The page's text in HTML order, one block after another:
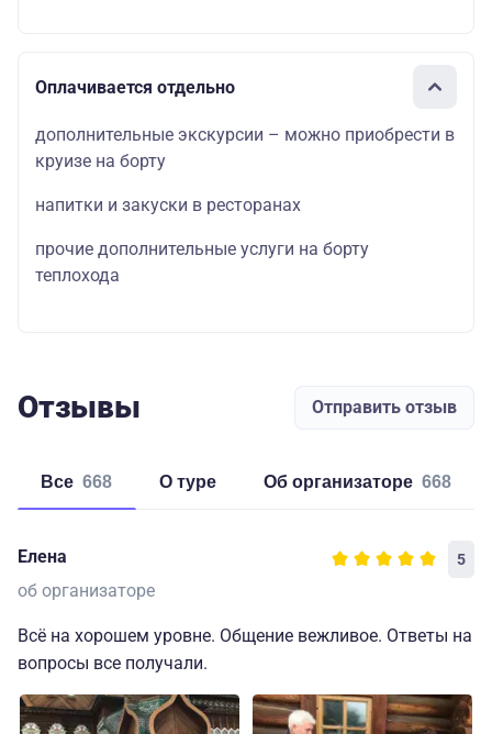
Оплачивается отдельно
дополнительные экскурсии – можно приобрести в
круизе на борту
напитки и закуски в ресторанах
прочие дополнительные услуги на борту
теплохода
Отзывы Отправить отзыв
Все 668 о туре об организаторе 668
Елена 5
об организаторе
Всё на хорошем уровне. Общение вежливое. Ответы на
вопросы все получали.